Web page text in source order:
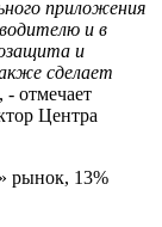
приложения
и в
и
сделает
- отмечает
Центра
рынок, 13%